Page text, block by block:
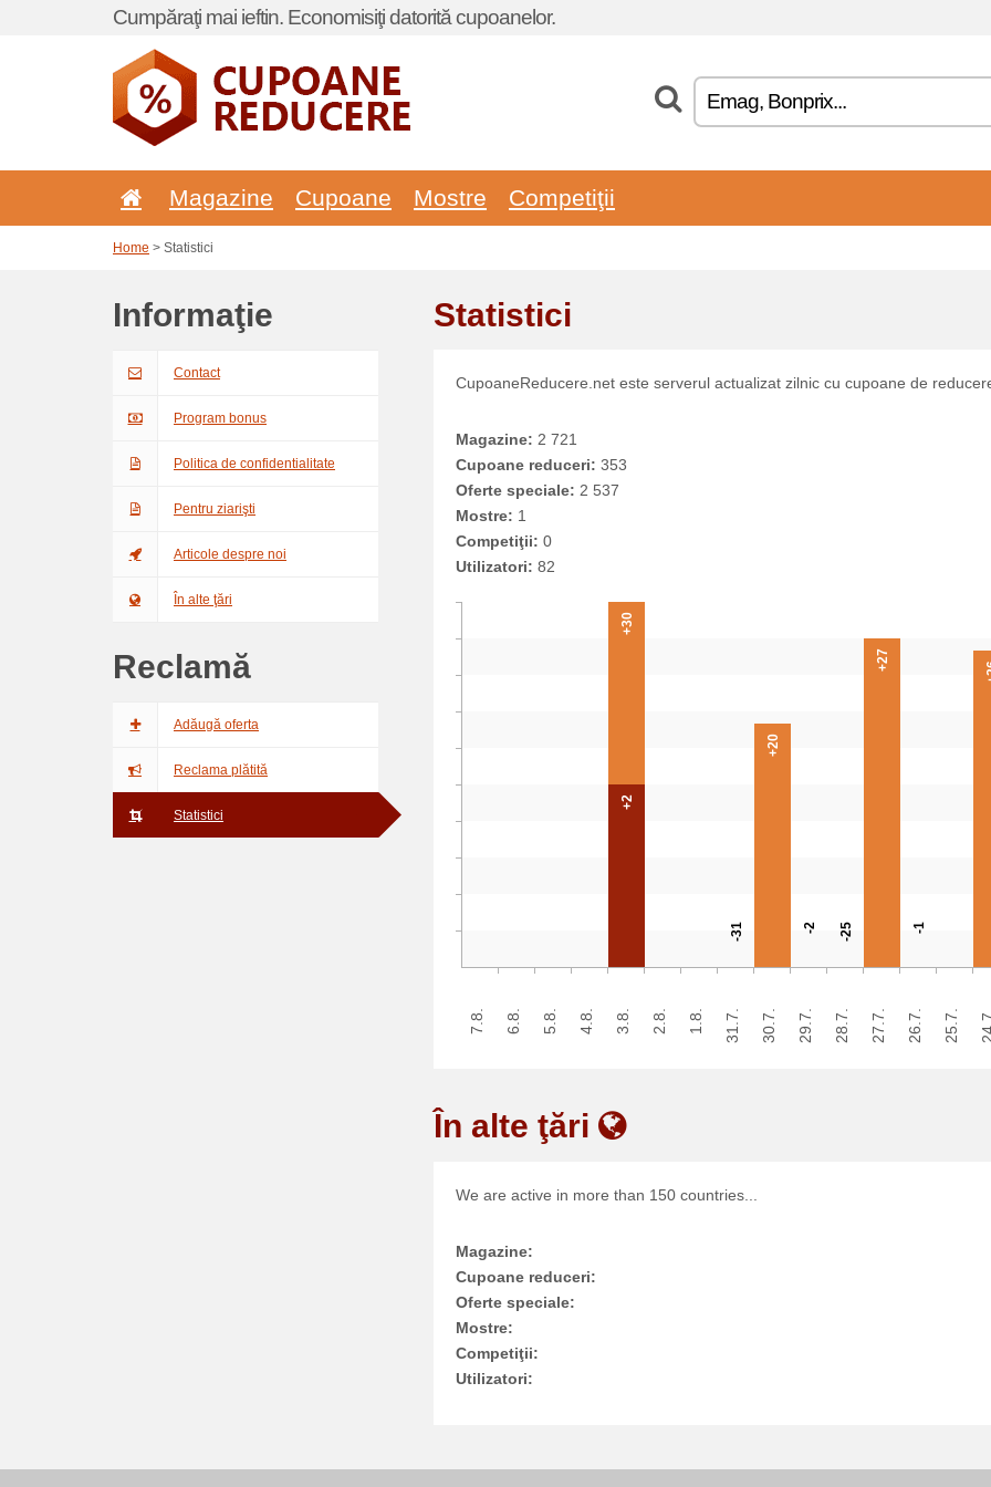
Cumpăraţi mai ieftin. Economisiţi datorită cupoanelor.
Magazine Cupoane Mostre Competiţii
Home > Statistici
Informaţie
Contact
Program bonus
Politica de confidentialitate
Pentru ziarişti
Articole despre noi
În alte ţări
Reclamă
Adăugă oferta
Reclama plătită
Statistici
Statistici
CupoaneReducere.net este serverul actualizat zilnic cu cupoane de
Magazine: 2 721
Cupoane reduceri: 353
Oferte speciale: 2 537
Mostre: 1
Competiţii: 0
Utilizatori: 82
+30
+2
-31
+20
-2 -25
+27
-1
7.8. 6.8. 5.8. 4.8. 3.8. 2.8. 1.8. 31.7. 30.7. 29.7. 28.7. 27.7. 26.7. 25.7.
În alte ţări
We are active in more than 150 countries...
Magazine:
Cupoane reduceri:
Oferte speciale:
Mostre:
Competiţii:
Utilizatori: